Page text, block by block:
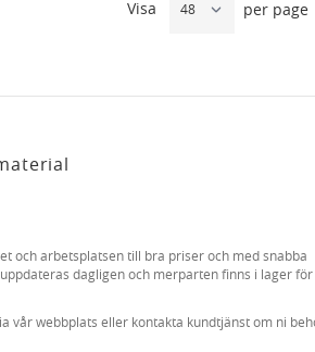
Visa per page
och arbetsplatsen till bra priser och med snabba
dagligen och merparten finns i lager för
vår webbplats eller kontakta kundtjänst om ni